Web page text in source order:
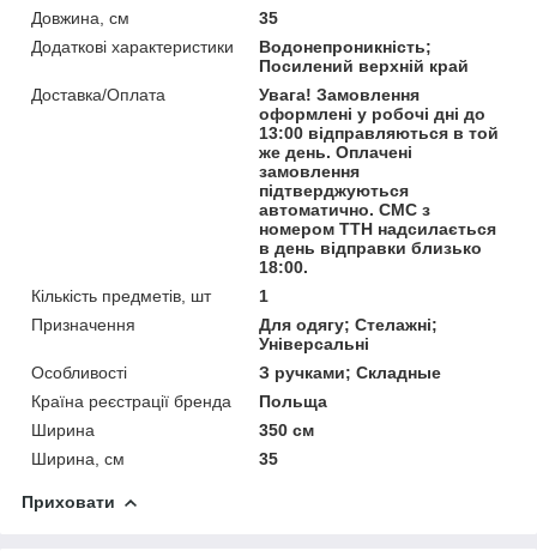
Довжина, см
35
Додаткові характеристики
Водонепроникність;
Посилений верхній край
Доставка/Оплата
Увага! Замовлення
оформлені у робочі дні до
13:00 відправляються в той
же день. Оплачені
замовлення
підтверджуються
автоматично. СМС з
номером ТТН надсилається
в день відправки близько
18:00.
Кількість предметів, шт
1
Призначення
Для одягу; Стелажні;
Універсальні
Особливості
З ручками; Складные
Країна реєстрації бренда
Польща
Ширина
350 см
Ширина, см
35
Приховати